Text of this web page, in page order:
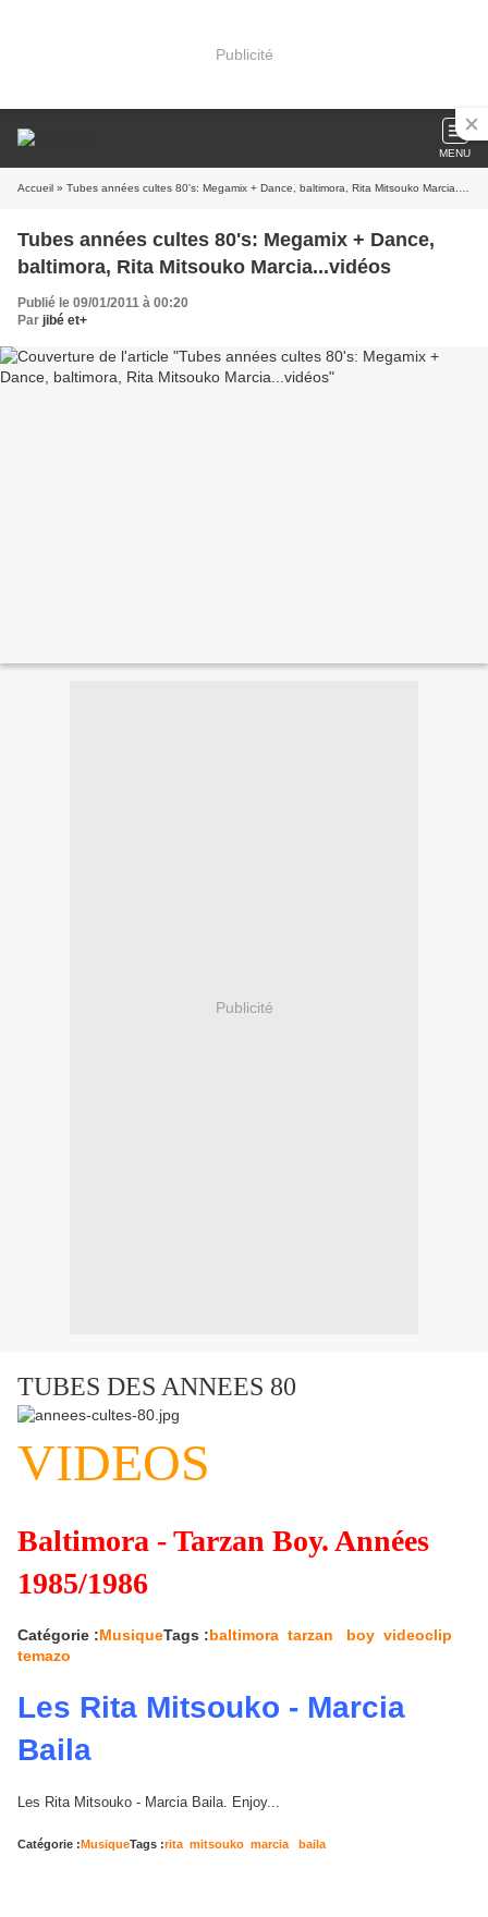
Publicité
MENU
Accueil » Tubes années cultes 80's: Megamix + Dance, baltimora, Rita Mitsouko Marcia...vidéos
Tubes années cultes 80's: Megamix + Dance,
baltimora, Rita Mitsouko Marcia...vidéos
Publié le 09/01/2011 à 00:20
Par jibé et+
Publicité
TUBES DES ANNEES 80
VIDEOS
Baltimora - Tarzan Boy. Années
1985/1986
Catégorie :MusiqueTags :baltimora tarzan boy videoclip
temazo
Les Rita Mitsouko - Marcia
Baila
Les Rita Mitsouko - Marcia Baila. Enjoy...
Catégorie :MusiqueTags :rita mitsouko marcia baila